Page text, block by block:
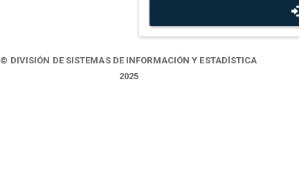
© DIVISIÓN DE SISTEMAS DE INFORMACIÓN Y ESTADÍSTICA
2025